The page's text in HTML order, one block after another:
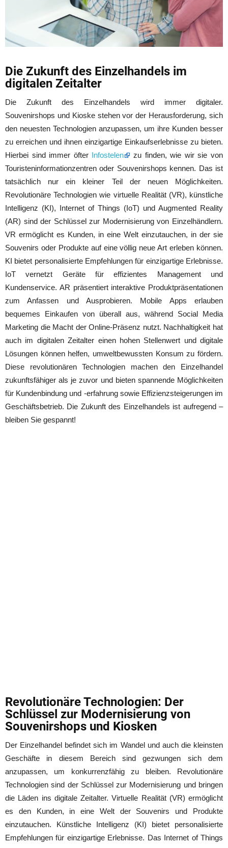
Die Zukunft des Einzelhandels im
digitalen Zeitalter
Die Zukunft des Einzelhandels wird immer digitaler.
Souvenirshops und Kioske stehen vor der Herausforderung, sich
den neuesten Technologien anzupassen, um ihre Kunden besser
zu erreichen und ihnen einzigartige Einkaufserlebnisse zu bieten.
Hierbei sind immer öfter Infostelen zu finden, wie wirsie von
Touristeninformationzentren oder Souvenirshops kennen. Das ist
tatsächlich nur ein kleiner Teil der neuen Möglichkeiten.
Revolutionäre Technologien wie virtuelle Realität (VR), künstliche
Intelligenz (KI), Internet of Things (IoT) und Augmented Reality
(AR) sind der Schlüssel zur Modernisierung von Einzelhändlern.
VR ermöglicht es Kunden, in eine Welt einzutauchen, in der sie
Souvenirs oder Produkte auf eine völlig neue Art erleben können.
KI bietet personalisierte Empfehlungen für einzigartige Erlebnisse.
IoT vernetzt Geräte für effizientes Management und
Kundenservice. AR präsentiert interaktive Produktpräsentationen
zum Anfassen und Ausprobieren. Mobile Apps erlauben
bequemes Einkaufen von überall aus, während Social Media
Marketing die Macht der Online-Präsenz nutzt. Nachhaltigkeit hat
auch im digitalen Zeitalter einen hohen Stellenwert und digitale
Lösungen können helfen, umweltbewussten Konsum zu fördern.
Diese revolutionären Technologien machen den Einzelhandel
zukunftsfähiger als je zuvor und bieten spannende Möglichkeiten
für Kundenbindung und -erfahrung sowie Effizienzsteigerungen im
Geschäftsbetrieb. Die Zukunft des Einzelhandels ist aufregend –
bleiben Sie gespannt!
Revolutionäre Technologien: Der
Schlüssel zur Modernisierung von
Souvenirshops und Kiosken
Der Einzelhandel befindet sich im Wandel und auch die kleinsten
Geschäfte in diesem Bereich sind gezwungen sich dem
anzupassen, um konkurrenzfähig zu bleiben. Revolutionäre
Technologien sind der Schlüssel zur Modernisierung und bringen
die Läden ins digitale Zeitalter. Virtuelle Realität (VR) ermöglicht
es den Kunden, in eine Welt der Souvenirs und Produkte
einzutauchen. Künstliche Intelligenz (KI) bietet personalisierte
Empfehlungen für einzigartige Erlebnisse. Das Internet of Things